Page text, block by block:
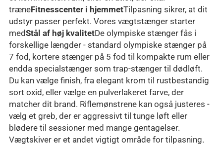
træneFitnesscenter i hjemmetTilpasning sikrer, at dit
udstyr passer perfekt. Vores vægtstænger starter
medStål af høj kvalitetDe olympiske stænger fås i
forskellige længder - standard olympiske stænger på
7 fod, kortere stænger på 5 fod til kompakte rum eller
endda specialstænger som trap-stænger til dødløft.
Du kan vælge finish, fra elegant krom til rustbestandig
sort oxid, eller vælge en pulverlakeret farve, der
matcher dit brand. Riflemønstrene kan også justeres -
vælg et greb, der er aggressivt til tunge løft eller
blødere til sessioner med mange gentagelser.
Vægtskiver er et andet vigtigt område for tilpasning.